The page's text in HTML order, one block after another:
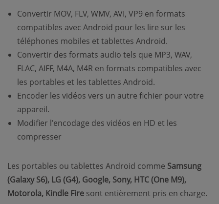
Convertir MOV, FLV, WMV, AVI, VP9 en formats
compatibles avec Android pour les lire sur les
téléphones mobiles et tablettes Android.
Convertir des formats audio tels que MP3, WAV,
FLAC, AIFF, M4A, M4R en formats compatibles avec
les portables et les tablettes Android.
Encoder les vidéos vers un autre fichier pour votre
appareil.
Modifier l'encodage des vidéos en HD et les
compresser
Les portables ou tablettes Android comme Samsung
(Galaxy S6), LG (G4), Google, Sony, HTC (One M9),
Motorola, Kindle Fire sont entièrement pris en charge.